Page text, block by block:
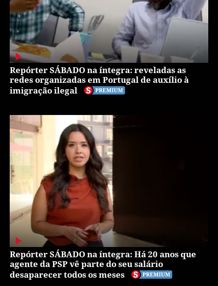
Repórter SÁBADO na íntegra: reveladas as
redes organizadas em Portugal de auxílio à
imigração ilegal
Repórter SÁBADO na íntegra: Há 20 anos que
agente da PSP vê parte do seu salário
desaparecer todos os meses